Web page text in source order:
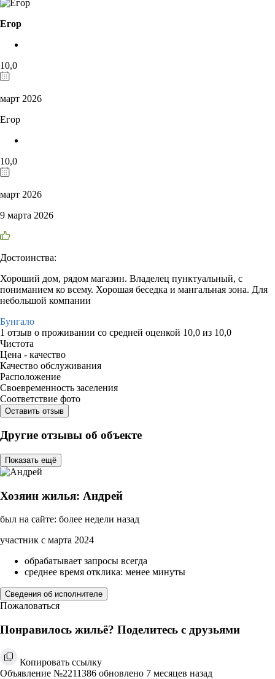
Егор
10,0
март 2026
Егор
10,0
март 2026
9 марта 2026
Достоинства:
Хороший дом, рядом магазин. Владелец пунктуальный, с
пониманием ко всему. Хорошая беседка и мангальная зона. Для
небольшой компании
Бунгало
1 отзыв о проживании со средней оценкой 10,0 из 10,0
Чистота
Цена - качество
Качество обслуживания
Расположение
Своевременность заселения
Соответствие фото
Оставить отзыв
Другие отзывы об объекте
Показать ещё
Хозяин жилья: Андрей
был на сайте: более недели назад
участник с марта 2024
обрабатывает запросы всегда
среднее время отклика: менее минуты
Сведения об исполнителе
Пожаловаться
Понравилось жильё? Поделитесь с друзьями
Копировать ссылку
Объявление №2211386 обновлено 7 месяцев назад